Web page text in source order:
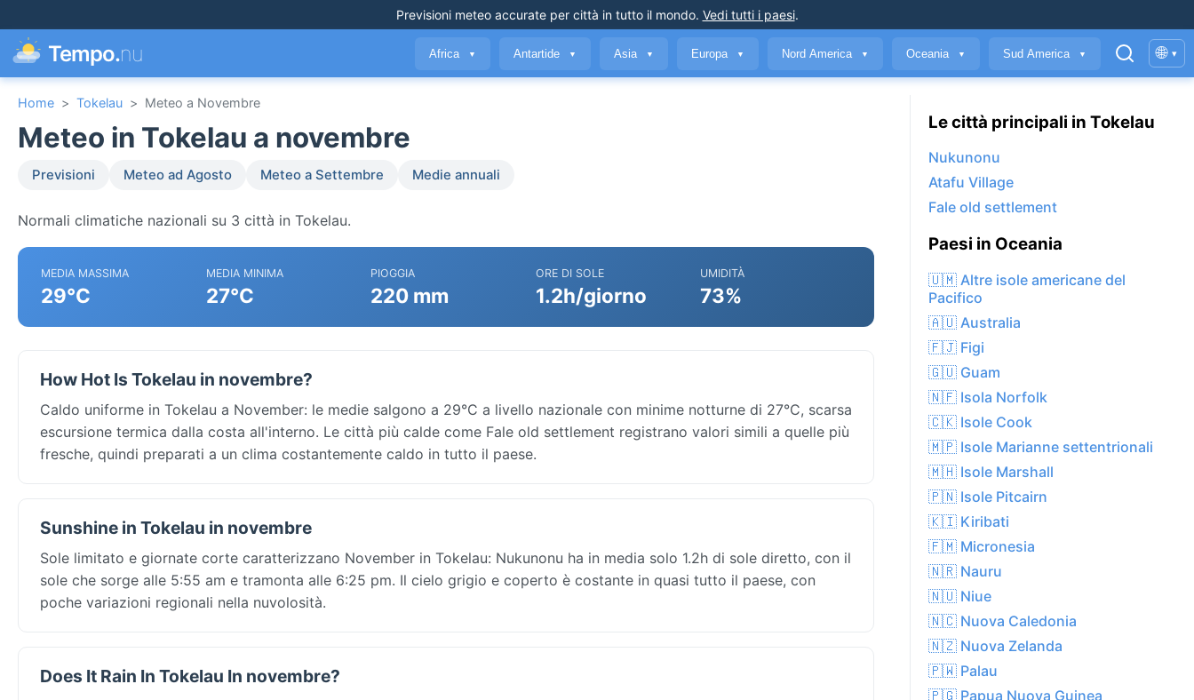
Previsioni meteo accurateper città in tutto il mondo. Vedi tutti i paesi.
Tempo.nu Africa ▼ Antartide ▼ Asia ▼ Europa ▼ Nord America ▼ Oceania ▼ Sud America ▼ 🌐 ▾
Home > Tokelau > Meteo a Novembre
Meteo in Tokelau a novembre
Previsioni Meteo ad Agosto Meteo a Settembre Medie annuali
Normali climatiche nazionali su 3 città in Tokelau.
MEDIA MASSIMA
29°C
MEDIA MINIMA
27°C
PIOGGIA
220 mm
ORE DI SOLE
1.2h/giorno
UMIDITÀ
73%
How Hot Is Tokelau in novembre?
Caldo uniforme in Tokelau a November: le medie salgono a 29°C a livello nazionale con minime notturne di 27°C, scarsa
escursione termica dalla costa all'interno. Le città più calde come Fale old settlement registrano valori simili a quelle più
fresche, quindi preparati a un clima costantemente caldo in tutto il paese.
Sunshine in Tokelau in novembre
Sole limitato e giornate corte caratterizzano November in Tokelau: Nukunonu ha in media solo 1.2h di sole diretto, con il
sole che sorge alle 5:55 am e tramonta alle 6:25 pm. Il cielo grigio e coperto è costante in quasi tutto il paese, con
poche variazioni regionali nella nuvolosità.
Does It Rain In Tokelau In novembre?
Le città principali in Tokelau
Nukunonu
Atafu Village
Fale old settlement
Paesi in Oceania
🇺🇲 Altre isole americane del
Pacifico
🇦🇺 Australia
🇫🇯 Figi
🇬🇺 Guam
🇳🇫 Isola Norfolk
🇨🇰 Isole Cook
🇲🇵 Isole Marianne settentrionali
🇲🇭 Isole Marshall
🇵🇳 Isole Pitcairn
🇰🇮 Kiribati
🇫🇲 Micronesia
🇳🇷 Nauru
🇳🇺 Niue
🇳🇨 Nuova Caledonia
🇳🇿 Nuova Zelanda
🇵🇼 Palau
🇵🇬 Papua Nuova Guinea